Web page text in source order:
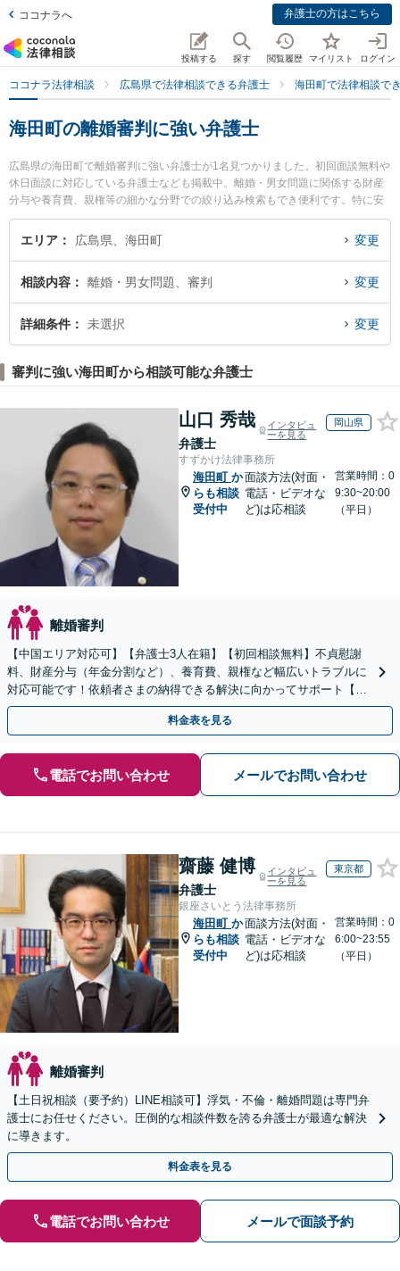
ココナラへ 弁護士の方はこちら
投稿する 探す 閲覧履歴 マイリスト ログイン
ココナラ法律相談 広島県で法律相談できる弁護士 海田町で法律相談で
海田町の離婚審判に強い弁護士
広島県の海田町で離婚審判に強い弁護士が1名見つかりました。初回面談無料や
休日面談に対応している弁護士なども掲載中。離婚・男女問題に関係する財産
分与や養育費、親権等の細かな分野での絞り込み検索もでき便利です。特に安
芸海田法律事務所の粟井 良祐弁護士のプロフィール情報や弁護士費用、強みな
どが注目されています。『海田町で土日や夜間に発生した離婚審判のトラブル
の弁護士に相談予約したい』などでお困りの相談者さんにおすすめです。
エリア 広島県、海田町 変更
相談内容 離婚・男女問題、審判 変更
詳細条件 未選択 変更
審判に強い海田町から相談可能な弁護士
山口 秀哉
弁護士
インタビュ
ーを見る
岡山県
すずかけ法律事務所
海田町 か
らも相談
受付中
面談方法(対面・
電話・ビデオな
ど)は応相談
営業時間：0
9:30~20:00
（平日）
離婚審判
【中国エリア対応可】【弁護士3人在籍】【初回相談無料】不貞慰謝
料、財産分与（年金分割など）、養育費、親権など幅広いトラブルに
対応可能です！依頼者さまの納得できる解決に向かってサポート【土
日祝／夜間対応可】【当日／電話相談可】
料金表を見る
電話でお問い合わせ メールでお問い合わせ
齋藤 健博
弁護士
インタビュ
ーを見る
東京都
銀座さいとう法律事務所
海田町 か
らも相談
受付中
面談方法(対面・
電話・ビデオな
ど)は応相談
営業時間：0
6:00~23:55
（平日）
離婚審判
【土日祝相談（要予約）LINE相談可】浮気・不倫・離婚問題は専門弁
護士にお任せください。圧倒的な相談件数を誇る弁護士が最適な解決
に導きます。
料金表を見る
電話でお問い合わせ メールで面談予約